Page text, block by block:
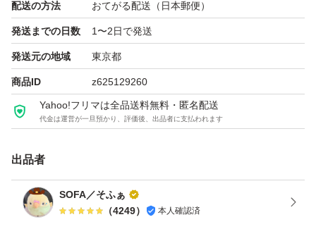
ヾ(⌒(_*・ω・)_ 毛を刈られたの羊のように！
☆お品の特性です
製品の仕様上、剃刃部分またはケース内に白い粉末状のも
のが付着する場合がございますが、水に触れると溶けだす
ジェル部分の一部が粉末化し付着している物の為、使用上
問題は御座いません
☆梱包、配送に関しまして
売値を抑える為、下記簡易梱包です。
配送の方法 おてがる配送（日本郵便）
発送までの日数 1〜2日で発送
発送元の地域 東京都
商品ID z625129260
Yahoo!フリマは全品送料無料・匿名配送
代金は運営が一旦預かり、評価後、出品者に支払われます
出品者
SOFA／そふぁ
（4249） 本人確認済